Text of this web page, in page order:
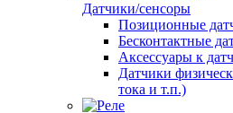
Датчики/сенсоры
Позиционные
Бесконтактные
Аксессуары к
Датчики
тока и т.п.)